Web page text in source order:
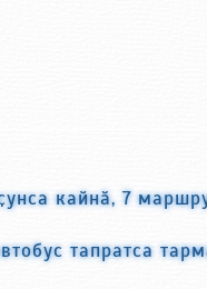
кайнӑ, 7
тапратса